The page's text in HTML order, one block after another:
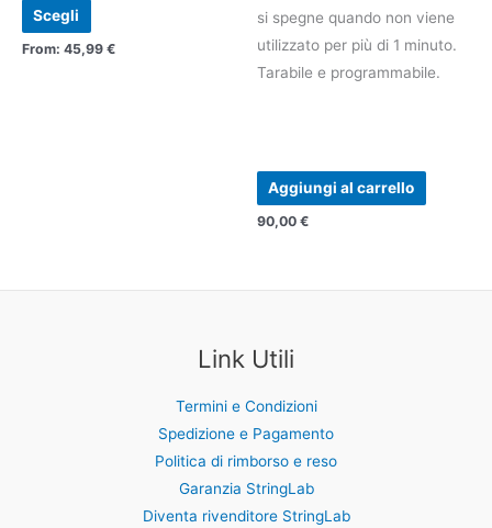
Scegli
From: 45,99 €
si spegne quando non viene
utilizzato per più di 1 minuto.
Tarabile e programmabile.
Aggiungi al carrello
90,00 €
Link Utili
Termini e Condizioni
Spedizione e Pagamento
Politica di rimborso e reso
Garanzia StringLab
Diventa rivenditore StringLab